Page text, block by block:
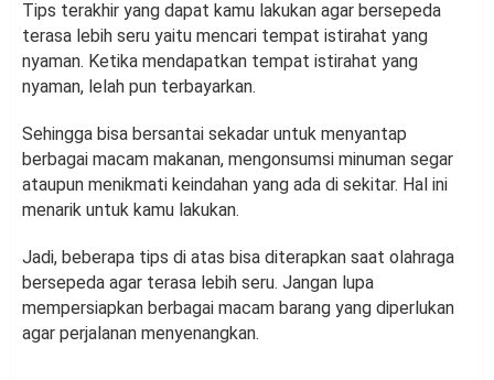
Tips terakhir yang dapat kamu lakukan agar bersepeda
terasa lebih seru yaitu mencari tempat istirahat yang
nyaman. Ketika mendapatkan tempat istirahat yang
nyaman, lelah pun terbayarkan.
Sehingga bisa bersantai sekadar untuk menyantap
berbagai macam makanan, mengonsumsi minuman segar
ataupun menikmati keindahan yang ada di sekitar. Hal ini
menarik untuk kamu lakukan.
Jadi, beberapa tips di atas bisa diterapkan saat olahraga
bersepeda agar terasa lebih seru. Jangan lupa
mempersiapkan berbagai macam barang yang diperlukan
agar perjalanan menyenangkan.